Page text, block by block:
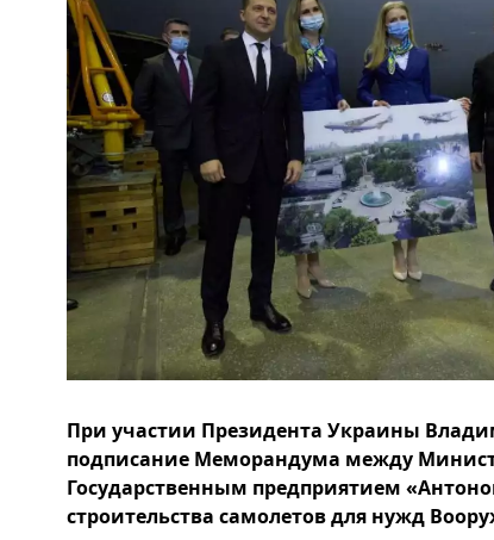
При участии Президента Украины
подписание Меморандума между
Государственным предприятием
строительства самолетов для нужд